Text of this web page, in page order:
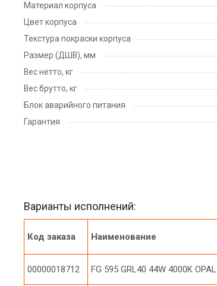
Материал корпуса
Цвет корпуса
Текстура покраски корпуса
Размер (ДШВ), мм
Вес нетто, кг
Вес брутто, кг
Блок аварийного питания
Гарантия
Варианты исполнений:
Код заказа Наименование
00000018712 FG 595 GRL40 44W 4000K OPAL